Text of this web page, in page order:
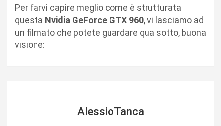
Per farvi capire meglio come è strutturata
questa Nvidia GeForce GTX 960, vi lasciamo ad
un filmato che potete guardare qua sotto, buona
visione:
AlessioTanca